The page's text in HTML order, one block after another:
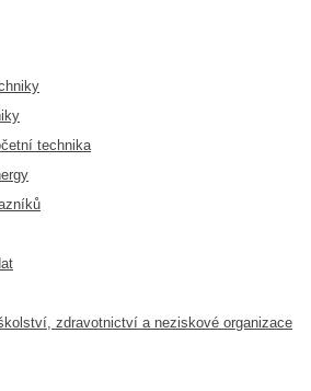
technika
zdravotnictví a neziskové organizace